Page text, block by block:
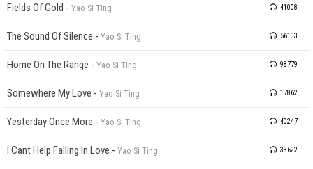
Fields Of Gold - Yao Si Ting 41008
The Sound Of Silence - Yao Si Ting 56103
Home On The Range - Yao Si Ting 98779
Somewhere My Love - Yao Si Ting 17862
Yesterday Once More - Yao Si Ting 40247
I Cant Help Falling In Love - Yao Si Ting 33622